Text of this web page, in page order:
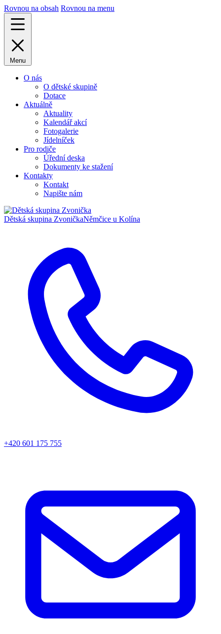
Rovnou na obsah Rovnou na menu
Menu
O nás
O dětské skupině
Dotace
Aktuálně
Aktuality
Kalendář akcí
Fotogalerie
Jídelníček
Pro rodiče
Úřední deska
Dokumenty ke stažení
Kontakty
Kontakt
Napište nám
Dětská skupina ZvoničkaNěmčice u Kolína
+420 601 175 755